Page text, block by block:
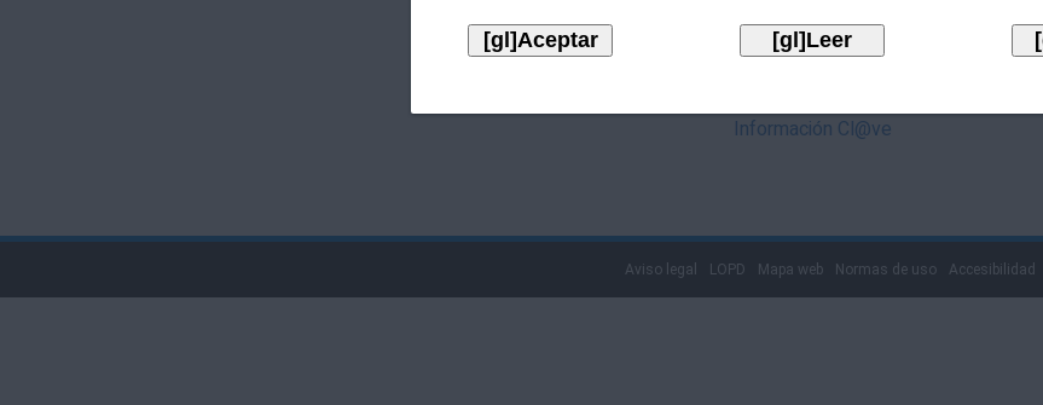
Información Cl@ve
Aviso legal LOPD Mapa web Normas de uso Accesibilidad